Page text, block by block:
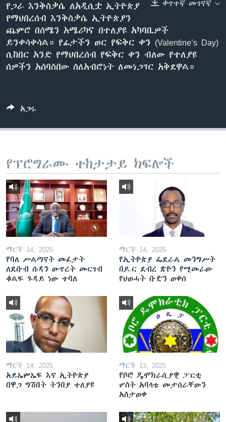
ቋንቋዎች
ቀጥተኛ መገናኛ
የጋራ እንቅስቃሴ ለአዲሲቷ ኢትዮጵያ
የማህበረሰብ እንቅስቃሴ ኢትዮጵያን
ጨምሮ በሰሜን አሜሪካና በተለያዩ አካባቢዎች
ይንቀሳቀሳል። የፊታችን ወር የፍቅር ቀን (Valentine’s Day)
ሲከበር አንድ የማህበረሰብ የፍቅር ቀን ብለው የተለያዩ
ሰዎችን አሰባስበው ስለአብሮነት ለመነጋገር አቅደዋል።
አጋሩ
የፕሮግራሙ ተከታታይ ክፍሎች
ማርች 14, 2025
የባለ ሥልጣናት መፈታት
ለደቡብ ሱዳን ውጥረት መርገብ
ቁልፍ ጉዳይ ነው ተባለ
ማርች 14, 2025
የኢትዮጵያ ፌደራል መንግሥት
በዶ.ር ደብረ ጽዮን የሚመራው
የህወሓት ቡድን ወቀሰ
ማርች 14, 2025
አይኤምኤፍ እና ኢትዮጵያ
በዋጋ ግሽበት ትንበያ ተለያዩ
ማርች 13, 2025
የቦሮ ዴሞክራሲያዊ ፓርቲ
ሦስት አባላቱ መታሰራቸውን
አስታወቀ